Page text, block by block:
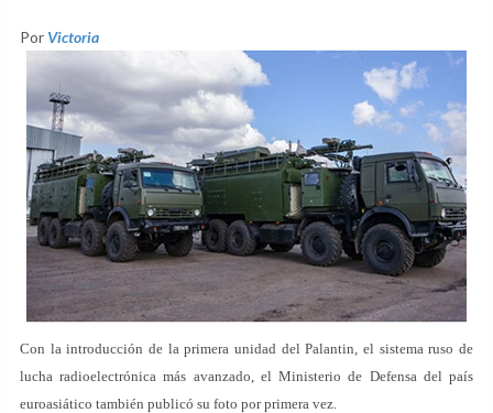
Por Victoria
Con la introducción de la primera unidad del Palantin, el sistema ruso de
lucha radioelectrónica más avanzado, el Ministerio de Defensa del país
euroasiático también publicó su foto por primera vez.